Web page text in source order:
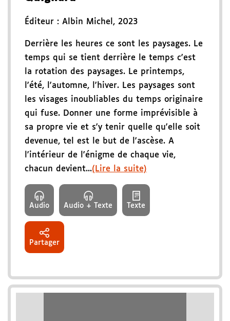
Éditeur : Albin Michel , 2023
Derrière les heures ce sont les paysages. Le
temps qui se tient derrière le temps c'est
la rotation des paysages. Le printemps,
l'été, l'automne, l'hiver. Les paysages sont
les visages inoubliables du temps originaire
qui fuse. Donner une forme imprévisible à
sa propre vie et s'y tenir quelle qu'elle soit
devenue, tel est le but de l'ascèse. A
l'intérieur de l'énigme de chaque vie,
chacun devient...(Lire la suite)
Audio Audio + Texte Texte
Partager